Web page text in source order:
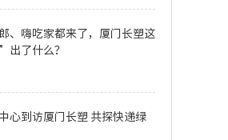
、嗨吃家都来了，厦门长塑这
了什么？
心到访厦门长塑 共探快递绿